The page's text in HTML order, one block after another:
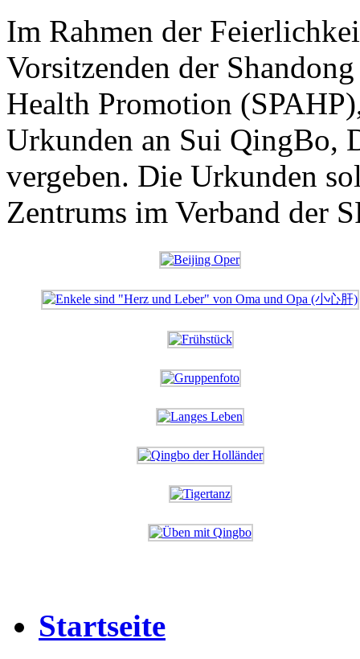
Im Rahmen der
Vorsitzenden der
Health Promotion
Urkunden an Sui QingBo,
vergeben. Die Urkunden
Zentrums im Verband der
Startseite